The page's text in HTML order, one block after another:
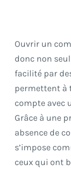
Ouvrir un
donc non
facilité par
permettent à
compte avec
Grâce à une
absence de
s’impose
ceux qui ont